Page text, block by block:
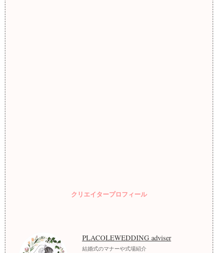
クリエイタープロフィール
PLACOLEWEDDING adviser
結婚式のマナーや式場紹介